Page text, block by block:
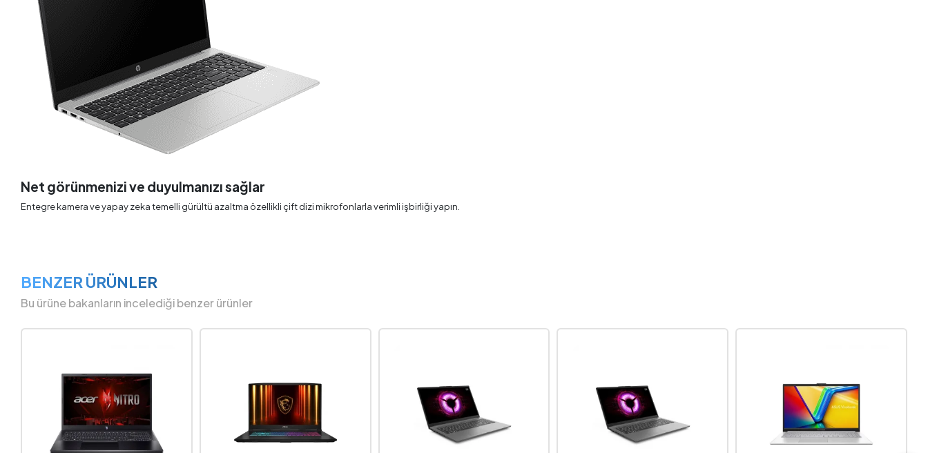
Net görünmenizi ve duyulmanızı sağlar
Entegre kamera ve yapay zeka temelli gürültü azaltma özellikli çift dizi mikrofonlarla verimli işbirliği yapın.
BENZER ÜRÜNLER
Bu ürüne bakanların incelediği benzer ürünler